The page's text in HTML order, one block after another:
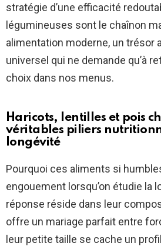
stratégie d’une efficacité
légumineuses sont le chaînon
alimentation moderne, un trésor
universel qui ne demande qu’à
choix dans nos menus.
Haricots, lentilles et pois
véritables piliers
longévité
Pourquoi ces aliments si
engouement lorsqu’on étudie la
réponse réside dans leur
offre un mariage parfait entre
leur petite taille se cache un